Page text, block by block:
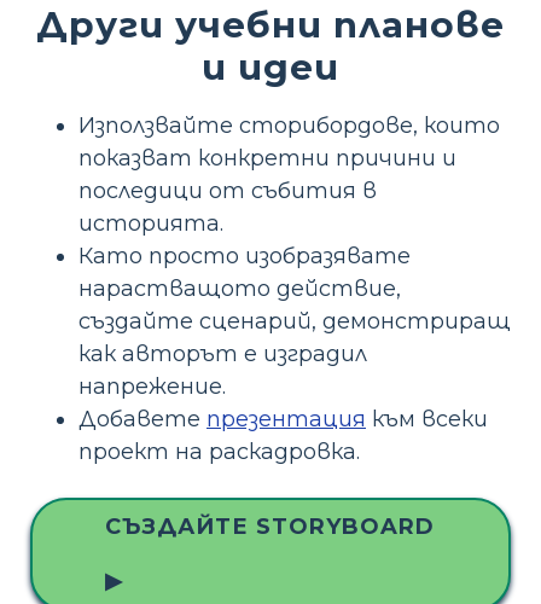
Други учебни планове
и идеи
Използвайте сторибордове, които
показват конкретни причини и
последици от събития в
историята.
Като просто изобразявате
нарастващото действие,
създайте сценарий, демонстриращ
как авторът е изградил
напрежение.
Добавете презентация към всеки
проект на раскадровка.
СЪЗДАЙТЕ STORYBOARD
▶